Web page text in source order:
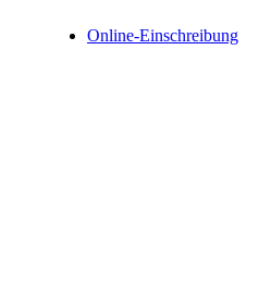
Online-Einschreibung